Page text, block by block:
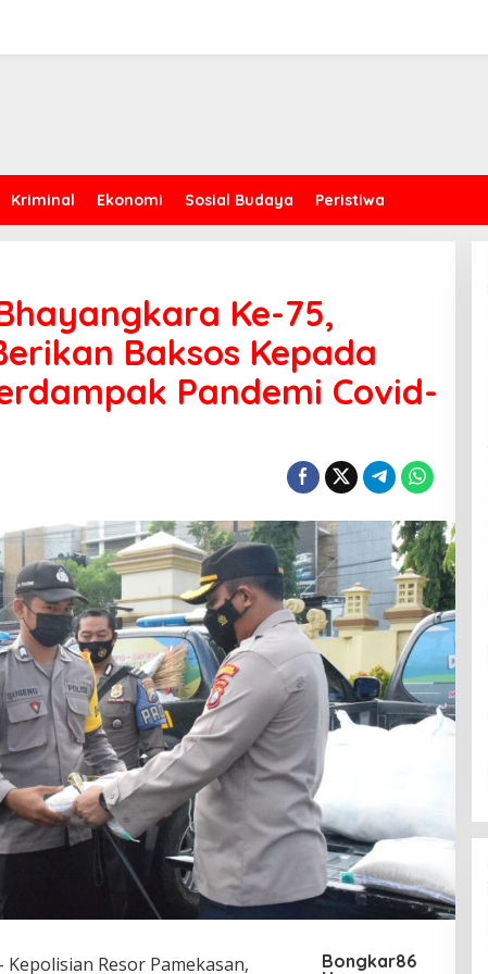
Kriminal Ekonomi Sosial Budaya Peristiwa
Ke-75,
Baksos Kepada
Pandemi Covid-
Kepolisian Resor Pamekasan,
Bongkar86